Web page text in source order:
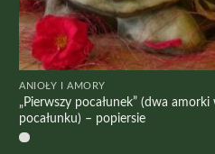
ANIOŁY I AMORY
„Pierwszy pocałunek” (dwa amorki
pocałunku) – popiersie